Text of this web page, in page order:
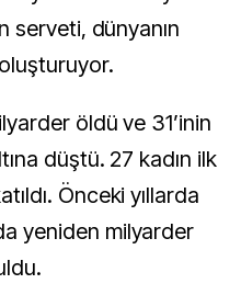
serveti, dünyanın
öldü ve 31’inin
düştü. 27 kadın ilk
Önceki yıllarda
yeniden milyarder